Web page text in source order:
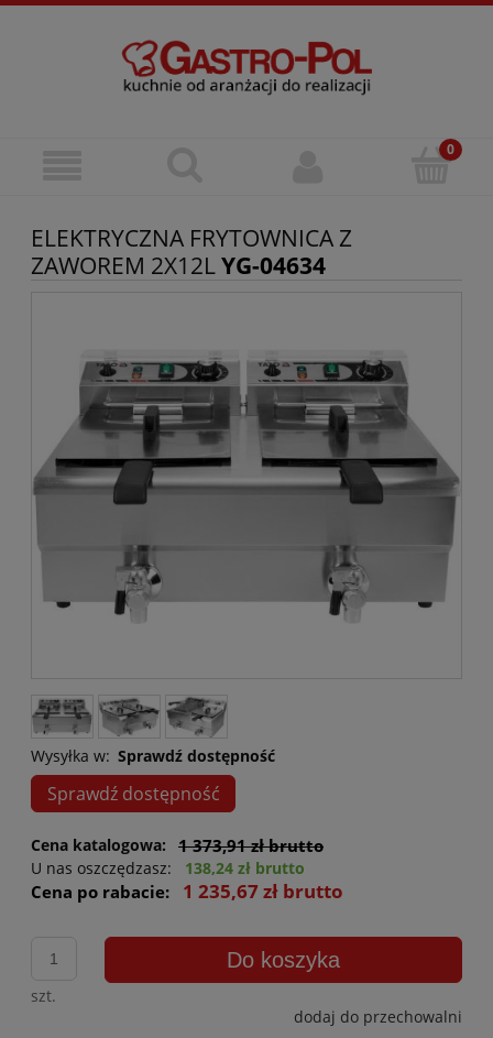
ELEKTRYCZNA FRYTOWNICA Z
ZAWOREM 2X12LYG-04634
Wysyłka w: Sprawdź dostępność
Sprawdź dostępność
Cena katalogowa: 1 373,91 zł brutto
U nas oszczędzasz: 138,24 zł brutto
Cena po rabacie: 1 235,67 zł brutto
szt.
Do koszyka
dodaj do przechowalni